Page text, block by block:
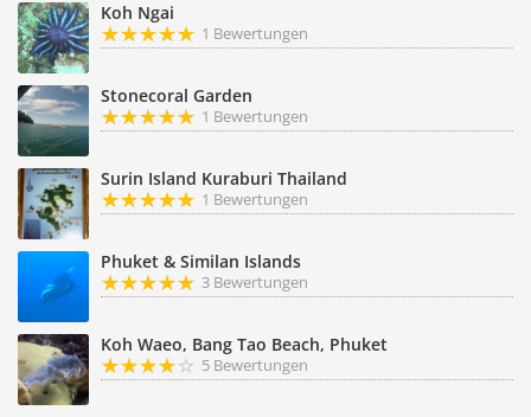
Koh Ngai
1 Bewertungen
Stonecoral Garden
1 Bewertungen
Surin Island Kuraburi Thailand
1 Bewertungen
Phuket & Similan Islands
3 Bewertungen
Koh Waeo, Bang Tao Beach, Phuket
5 Bewertungen